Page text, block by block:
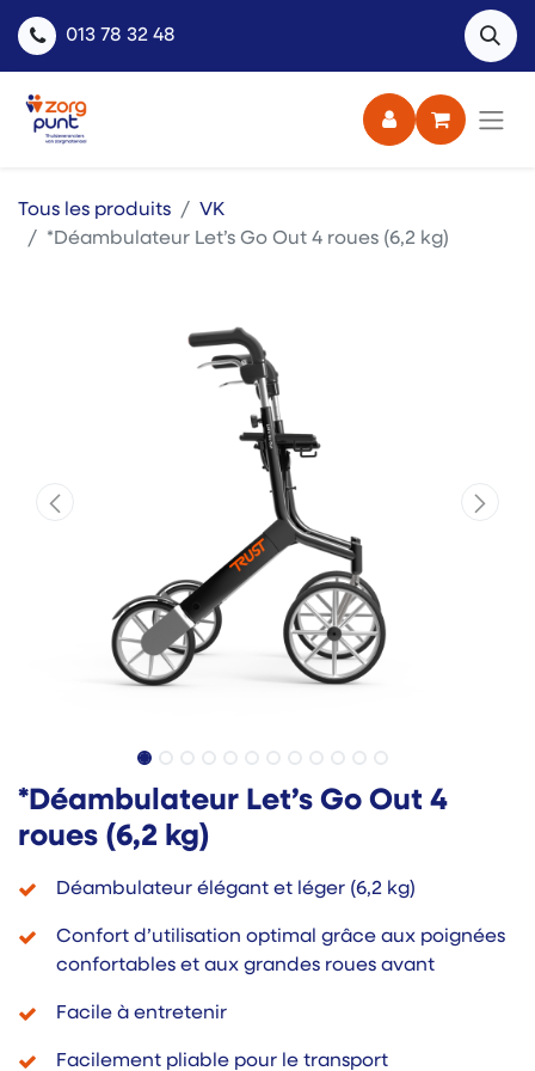
013 78 32 48
Tous les produits
VK
*Déambulateur Let’s Go Out 4 roues (6,2 kg)
*Déambulateur Let’s Go Out 4
roues (6,2 kg)
Déambulateur élégant et léger (6,2 kg)
Confort d’utilisation optimal grâce aux poignées
confortables et aux grandes roues avant
Facile à entretenir
Facilement pliable pour le transport